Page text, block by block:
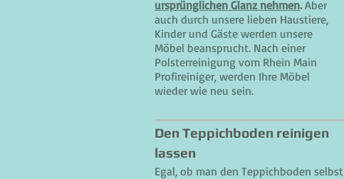
Den Teppichboden reinigen
lassen
Egal, ob man den Teppichboden selbst
ursprünglichen Glanz nehmen.Aber
auch durch unsere lieben Haustiere,
Kinder und Gäste werden unsere
Möbel beansprucht. Nach einer
Polsterreinigung vom Rhein Main
Profireiniger, werden Ihre Möbel
wieder wie neu sein.